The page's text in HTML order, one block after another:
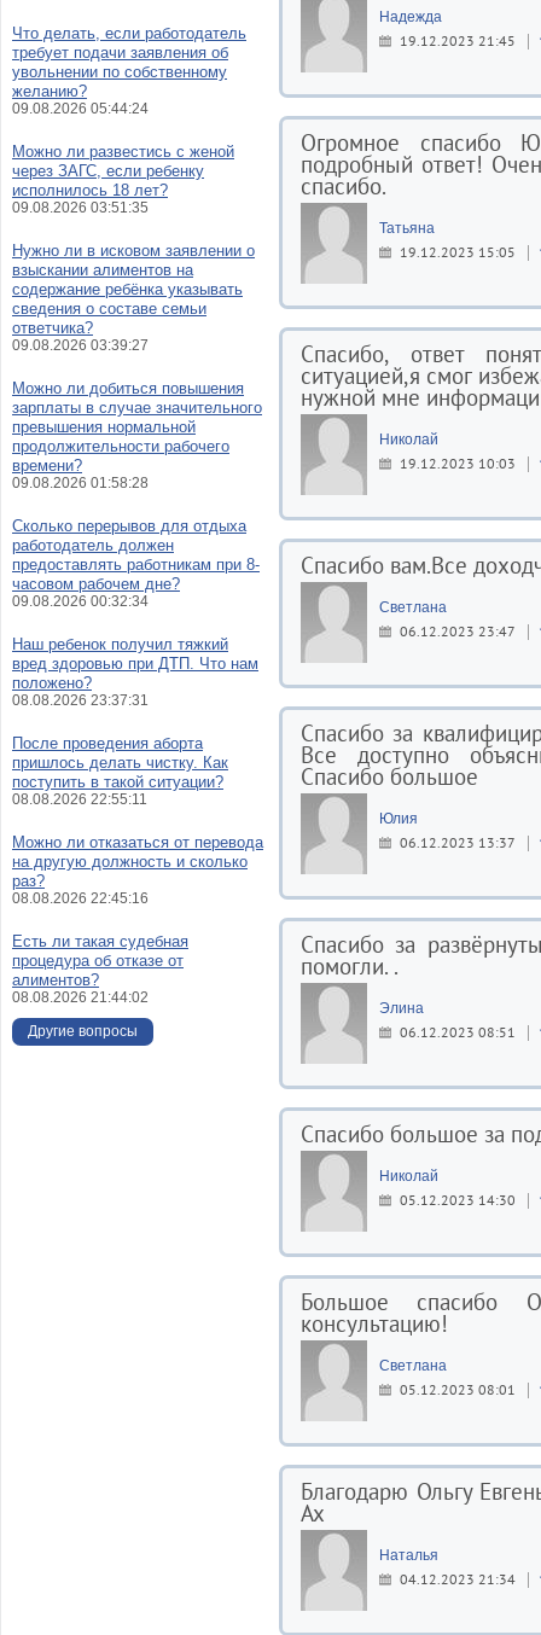
Надежда
19.12.2023 21:45
Огромное спасибо
подробный ответ!
спасибо.
Татьяна
19.12.2023 15:05
Спасибо, ответ
ситуацией,я смог
нужной мне
Николай
19.12.2023 10:03
Спасибо вам.Все
Светлана
06.12.2023 23:47
Спасибо за
Все доступно
Спасибо большое
Юлия
06.12.2023 13:37
Спасибо за
помогли. .
Элина
06.12.2023 08:51
Спасибо большое за
Николай
05.12.2023 14:30
Большое спасибо
консультацию!
Светлана
05.12.2023 08:01
Благодарю Ольгу
Ах
Наталья
04.12.2023 21:34
Что делать, если работодатель
требует подачи заявления об
увольнении по собственному
желанию?
09.08.2026 05:44:24
Можно ли развестись с женой
через ЗАГС, если ребенку
исполнилось 18 лет?
09.08.2026 03:51:35
Нужно ли в исковом заявлении о
взыскании алиментов на
содержание ребёнка указывать
сведения о составе семьи
ответчика?
09.08.2026 03:39:27
Можно ли добиться повышения
зарплаты в случае значительного
превышения нормальной
продолжительности рабочего
времени?
09.08.2026 01:58:28
Сколько перерывов для отдыха
работодатель должен
предоставлять работникам при 8-
часовом рабочем дне?
09.08.2026 00:32:34
Наш ребенок получил тяжкий
вред здоровью при ДТП. Что нам
положено?
08.08.2026 23:37:31
После проведения аборта
пришлось делать чистку. Как
поступить в такой ситуации?
08.08.2026 22:55:11
Можно ли отказаться от перевода
на другую должность и сколько
раз?
08.08.2026 22:45:16
Есть ли такая судебная
процедура об отказе от
алиментов?
08.08.2026 21:44:02
Другие вопросы